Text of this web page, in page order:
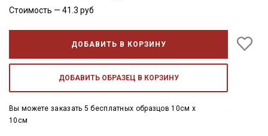
Стоимость — 41.3 руб
ДОБАВИТЬ В КОРЗИНУ
ДОБАВИТЬ ОБРАЗЕЦ В КОРЗИНУ
Вы можете заказать 5 бесплатных образцов 10см x
10см